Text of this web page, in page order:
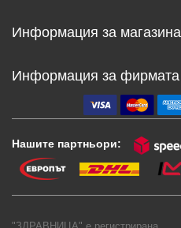
Информация за магазина
Информация за фирмата
Нашите партньори: